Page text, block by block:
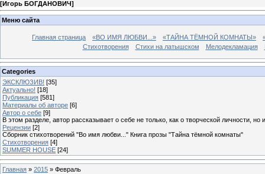
[Игорь БОГДАНОВИЧ]
Меню сайта
Главная страница «ВО ИМЯ ЛЮБВИ...» «ТАЙНА ТЁМНОЙ КОМНАТЫ»
Стихотворения
Стихи на латышском Мелодекламация
Categories
ЭКСКЛЮЗИВ! [35]
Актуально! [18]
Публикация [581]
Материалы об авторе [6]
Автор о себе [9]
В этом разделе, автор рассказывает о себе не только, как о творческой личности,
Рецензии [2]
Сборник стихотворений "Во имя любви..." Книга прозы "Тайна тёмной комнаты"
Стихотворения [4]
SUMMER HOUSE [24]
Главная » 2015 » Февраль